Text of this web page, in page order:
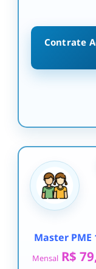
Contrate
Master PME
Mensal R$